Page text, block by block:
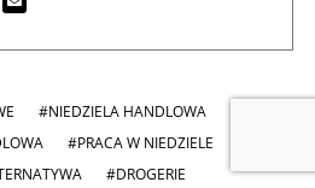
#NIEDZIELA HANDLOWA
#PRACA W NIEDZIELE
#DROGERIE